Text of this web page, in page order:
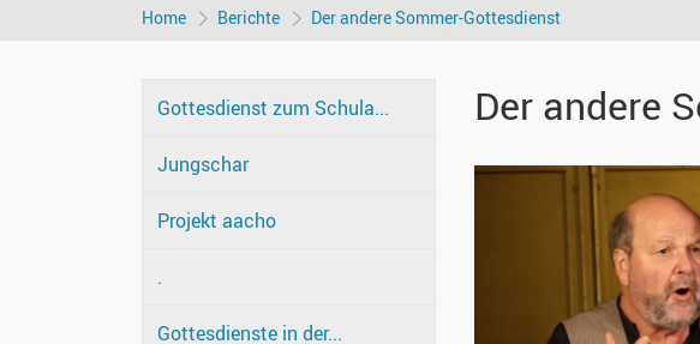
Home Berichte Der andere Sommer-Gottesdienst
Gottesdienst zum Schula...
Jungschar
Projekt aacho
.
Gottesdienste in der...
Der andere